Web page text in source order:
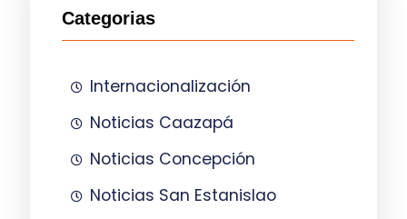
Categorias
Internacionalización
Noticias Caazapá
Noticias Concepción
Noticias San Estanislao